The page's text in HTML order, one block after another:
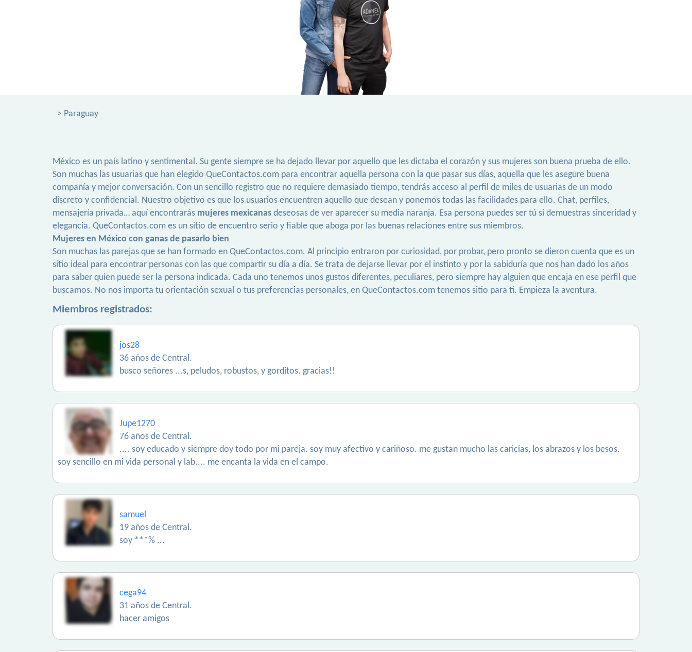
> Paraguay
México es un país latino y sentimental. Su gente siempre se ha dejado llevar por aquello que les dictaba el corazón y sus mujeres son buena prueba de ello.
Son muchas las usuarias que han elegido QueContactos.com para encontrar aquella persona con la que pasar sus días, aquella que les asegure buena
compañía y mejor conversación. Con un sencillo registro que no requiere demasiado tiempo, tendrás acceso al perfil de miles de usuarias de un modo
discreto y confidencial. Nuestro objetivo es que los usuarios encuentren aquello que desean y ponemos todas las facilidades para ello. Chat, perfiles,
mensajería privada… aquí encontrarás mujeres mexicanas deseosas de ver aparecer su media naranja. Esa persona puedes ser tú si demuestras sinceridad y
elegancia. QueContactos.com es un sitio de encuentro serio y fiable que aboga por las buenas relaciones entre sus miembros.
Mujeres en México con ganas de pasarlo bien
Son muchas las parejas que se han formado en QueContactos.com. Al principio entraron por curiosidad, por probar, pero pronto se dieron cuenta que es un
sitio ideal para encontrar personas con las que compartir su día a día. Se trata de dejarse llevar por el instinto y por la sabiduría que nos han dado los años
para saber quien puede ser la persona indicada. Cada uno tenemos unos gustos diferentes, peculiares, pero siempre hay alguien que encaja en ese perfil que
buscamos. No nos importa tu orientación sexual o tus preferencias personales, en QueContactos.com tenemos sitio para ti. Empieza la aventura.
Miembros registrados:
jos28
36 años de Central.
busco señores ...s, peludos, robustos, y gorditos. gracias!!
Jupe1270
76 años de Central.
.... soy educado y siempre doy todo por mi pareja. soy muy afectivo y cariñoso. me gustan mucho las caricias, los abrazos y los besos.
soy sencillo en mi vida personal y lab.... me encanta la vida en el campo.
samuel
19 años de Central.
soy ***% ...
cega94
31 años de Central.
hacer amigos